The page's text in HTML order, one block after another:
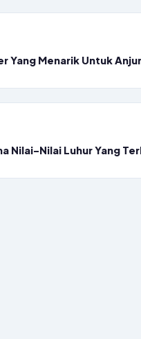
Yang Menarik Untuk
Nilai-Nilai Luhur Yang